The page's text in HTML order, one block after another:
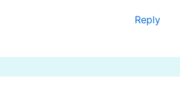
Reply